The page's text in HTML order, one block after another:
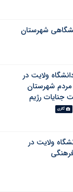
شهرستان
ولایت در
شهرستان
جنایات رژیم
گالری
ولایت در